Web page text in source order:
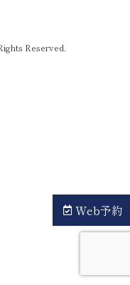
Reserved.
Web予約